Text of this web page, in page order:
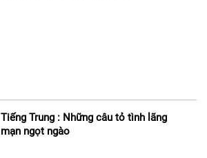
Tiếng Trung : Những câu tỏ tình lãng
mạn ngọt ngào